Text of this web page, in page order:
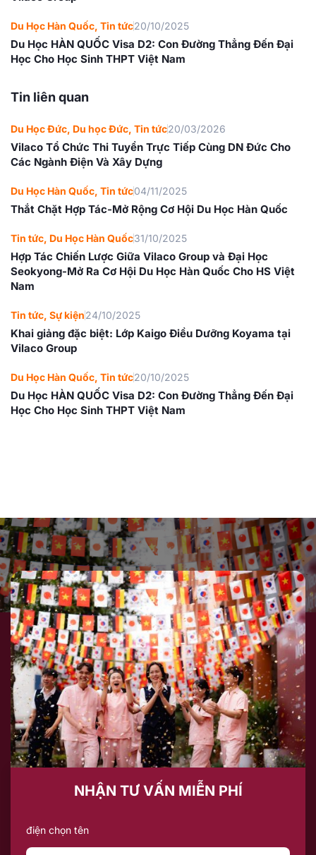
Du Học Hàn Quốc, Tin tức20/10/2025
Du Học HÀN QUỐC Visa D2: Con Đường Thẳng Đến Đại
Học Cho Học Sinh THPT Việt Nam
Tin liên quan
Du Học Đức, Du học Đức, Tin tức20/03/2026
Vilaco Tổ Chức Thi Tuyển Trực Tiếp Cùng DN Đức Cho
Các Ngành Điện Và Xây Dựng
Du Học Hàn Quốc, Tin tức04/11/2025
Thắt Chặt Hợp Tác-Mở Rộng Cơ Hội Du Học Hàn Quốc
Tin tức, Du Học Hàn Quốc31/10/2025
Hợp Tác Chiến Lược Giữa Vilaco Group và Đại Học
Seokyong-Mở Ra Cơ Hội Du Học Hàn Quốc Cho HS Việt
Nam
Tin tức, Sự kiện24/10/2025
Khai giảng đặc biệt: Lớp Kaigo Điều Dưỡng Koyama tại
Vilaco Group
Du Học Hàn Quốc, Tin tức20/10/2025
Du Học HÀN QUỐC Visa D2: Con Đường Thẳng Đến Đại
Học Cho Học Sinh THPT Việt Nam
NHẬN TƯ VẤN MIỄN PHÍ
điện chọn tên